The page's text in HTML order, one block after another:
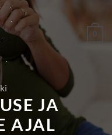
0
JA
AJAL